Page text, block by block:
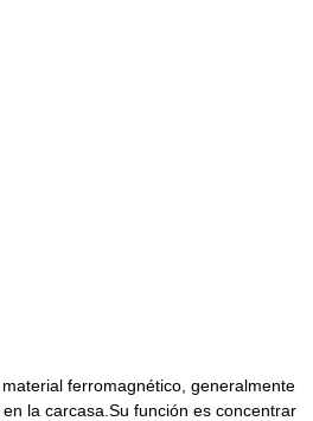
ferromagnético, generalmente
la carcasa.Su función es concentrar